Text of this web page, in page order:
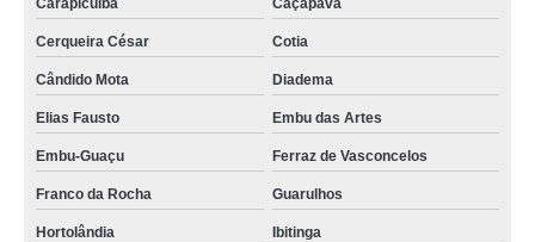
Carapicuíba Caçapava
Cerqueira César Cotia
Cândido Mota Diadema
Elias Fausto Embu das Artes
Embu-Guaçu Ferraz de Vasconcelos
Franco da Rocha Guarulhos
Hortolândia Ibitinga